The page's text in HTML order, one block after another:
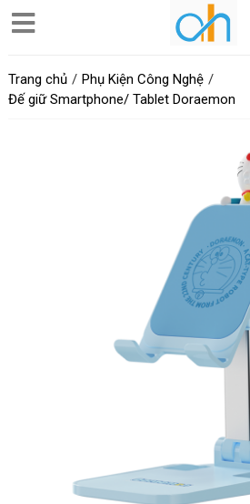
Trang chủ
Phụ Kiện Công Nghệ
Đế giữ Smartphone/ Tablet Doraemon